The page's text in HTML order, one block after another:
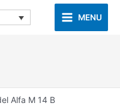
MENU
Alfa M 14 B